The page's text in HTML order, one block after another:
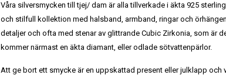
Våra silversmycken till tjej/ dam är alla tillverkade i äkta 925
och stilfull kollektion med halsband, armband, ringar och
detaljer och ofta med stenar av glittrande Cubic Zirkonia, som är
kommer närmast en äkta diamant, eller odlade sötvattenpärlor.
Att ge bort ett smycke är en uppskattad present eller julklapp och